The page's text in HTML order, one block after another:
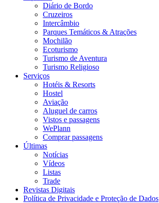
Diário de Bordo
Cruzeiros
Intercâmbio
Parques Temáticos & Atrações
Mochilão
Ecoturismo
Turismo de Aventura
Turismo Religioso
Serviços
Hotéis & Resorts
Hostel
Aviação
Aluguel de carros
Vistos e passagens
WePlann
Comprar passagens
Últimas
Notícias
Vídeos
Listas
Trade
Revistas Digitais
Política de Privacidade e Proteção de Dados